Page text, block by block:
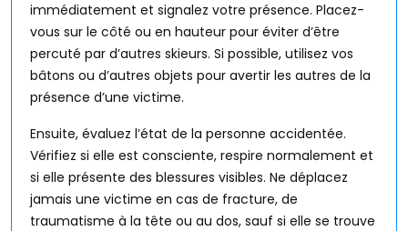
immédiatement et signalez votre présence. Placez-
vous sur le côté ou en hauteur pour éviter d’être
percuté par d’autres skieurs. Si possible, utilisez vos
bâtons ou d’autres objets pour avertir les autres de la
présence d’une victime.
Ensuite, évaluez l’état de la personne accidentée.
Vérifiez si elle est consciente, respire normalement et
si elle présente des blessures visibles. Ne déplacez
jamais une victime en cas de fracture, de
traumatisme à la tête ou au dos, sauf si elle se trouve